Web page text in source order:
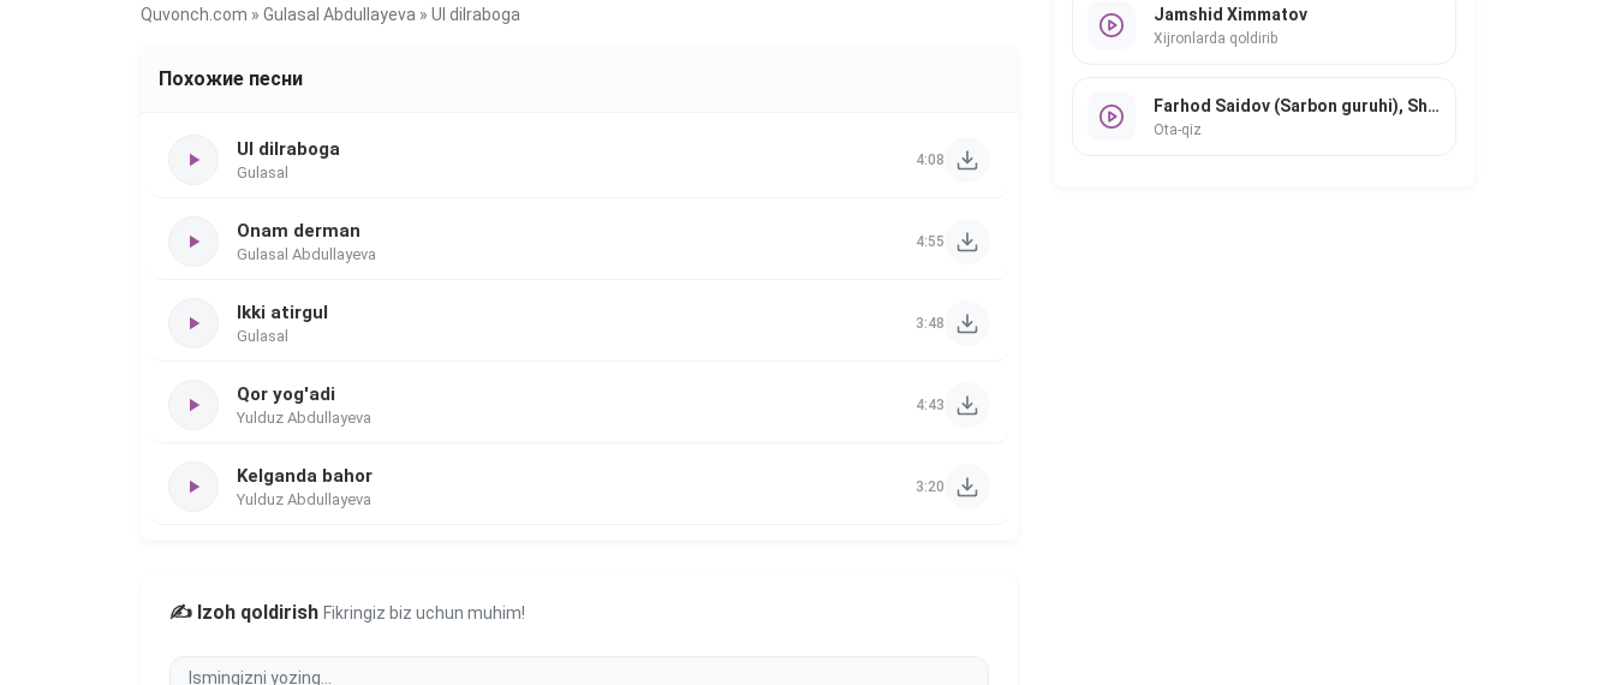
Quvonch.com » Gulasal Abdullayeva » Ul dilraboga
Похожие песни
Ul dilraboga
Gulasal
4:08
Onam derman
Gulasal Abdullayeva
4:55
Ikki atirgul
Gulasal
3:48
Qor yog'adi
Yulduz Abdullayeva
4:43
Kelganda bahor
Yulduz Abdullayeva
3:20
✍️ Izoh qoldirish Fikringiz biz uchun muhim!
Jamshid Ximmatov
Xijronlarda qoldirib
Farhod Saidov (Sarbon guruhi), Shahlo Mahmudova
Ota-qiz